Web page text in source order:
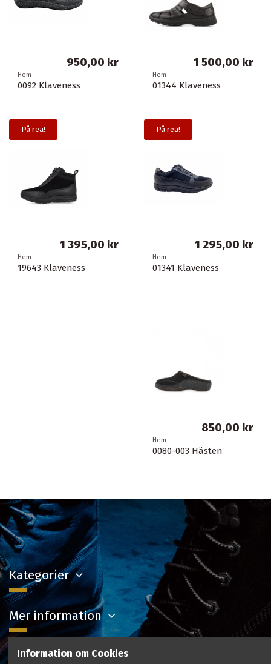
Hem
01344 Klaveness
1 500,00 kr
Hem
0092 Klaveness
950,00 kr
På rea!
Hem
01341 Klaveness
1 295,00 kr
På rea!
Hem
19643 Klaveness
1 395,00 kr
Hem
0080-003 Hästen
850,00 kr
Kategorier
Mer information
Kontakta oss
Information om Cookies